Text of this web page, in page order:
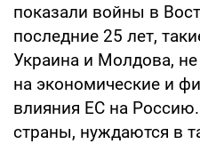
показали войны в
последние 25 лет,
Украина и Молдова,
на экономические и
влияния ЕС на
страны, нуждаются в